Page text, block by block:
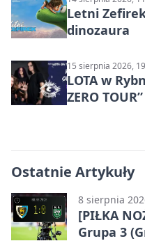
Letni
dinozaura
15 sierpnia 2026,
LOTA w
ZERO TOUR”
Ostatnie Artykuły
8 sierpnia
[PIŁKA
Grupa 3